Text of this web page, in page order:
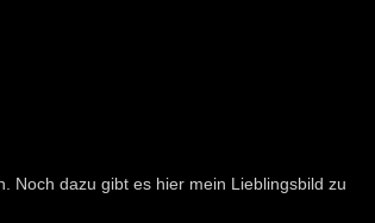
Noch dazu gibt es hier mein Lieblingsbild zu